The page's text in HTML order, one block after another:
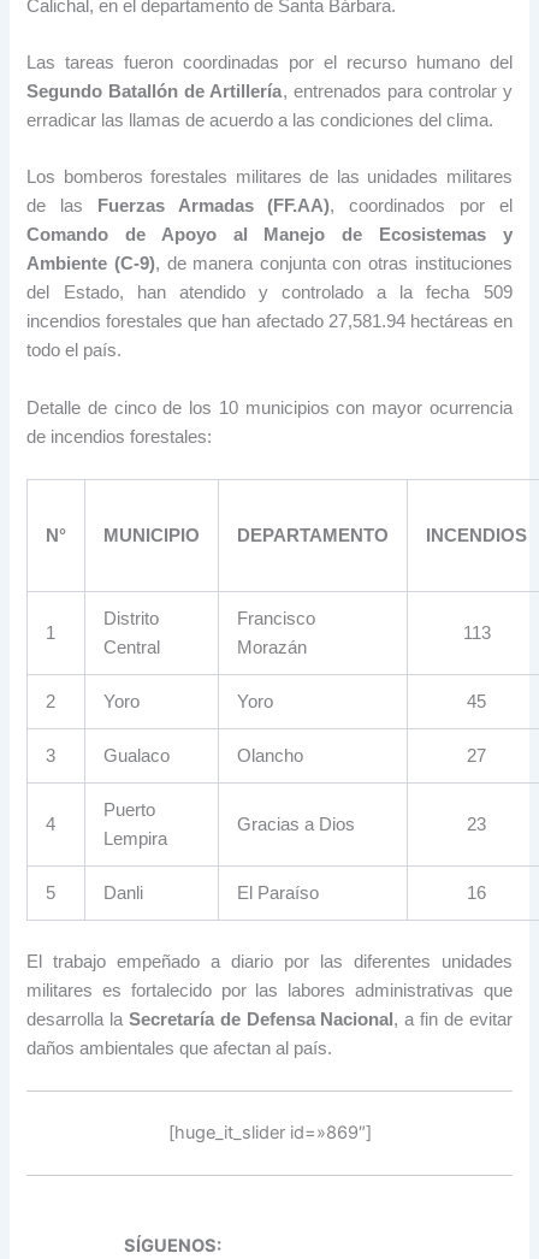
Calichal, en el departamento de Santa Bárbara.
Las tareas fueron coordinadas por el recurso humano del
Segundo Batallón de Artillería, entrenados para controlar y
erradicar las llamas de acuerdo a las condiciones del clima.
Los bomberos forestales militares de las unidades militares
de las
Fuerzas Armadas (FF.AA), coordinados por el
Comando de Apoyo al Manejo de Ecosistemas y
Ambiente (C-9), de manera conjunta con otras instituciones
del Estado, han atendido y controlado a la fecha 509
incendios forestales que han afectado 27,581.94 hectáreas en
todo el país.
Detalle de cinco de los 10 municipios con mayor ocurrencia
de incendios forestales:
N° MUNICIPIO DEPARTAMENTO INCENDIOS
1
Distrito
Central
Francisco
Morazán
113
2 Yoro Yoro 45
3 Gualaco Olancho 27
4
Puerto
Lempira
Gracias a Dios 23
5 Danli El Paraíso 16
El trabajo empeñado a diario por las diferentes unidades
militares es fortalecido por las labores administrativas que
desarrolla laSecretaría de Defensa Nacional , a fin de evitar
daños ambientales que afectan al país.
[huge_it_slider id=»869″]
SÍGUENOS: